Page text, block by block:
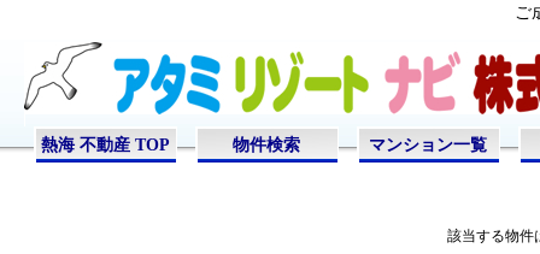
ご
熱海 不動産 TOP 物件検索 マンション一覧
該当する物件